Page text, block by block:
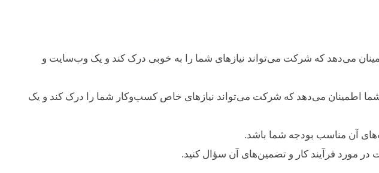
می‌دهد که شرکت می‌تواند نیازهای شما را به خوبی درک کند و یک وب‌سایت و
اطمینان می‌دهد که شرکت می‌تواند نیازهای خاص کسب‌وکار شما را درک کند و یک
آن مناسب بودجه شما باشد.
در مورد فرآیند کار و تضمین‌های آن سؤال کنید.